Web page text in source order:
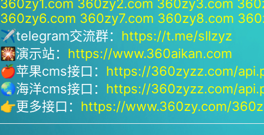
360zy1.com 360zy2.com 360zy3.com
360zy6.com 360zy7.com 360zy8.com
✈telegram交流群： https://t.me/sllzyz
🎇演示站： https://www.360aikan.com
🍎苹果cms接口： https://360zyzz.com/
🌏海洋cms接口： https://360zyzz.com/
👉更多接口： https://www.360zy.com/